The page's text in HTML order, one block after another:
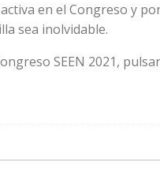
en el Congreso y
sea inolvidable.
SEEN 2021,